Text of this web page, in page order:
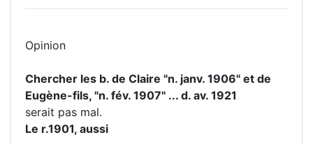
Opinion
Chercher les b. de Claire "n. janv. 1906" et de
Eugène-fils, "n. fév. 1907" ... d. av. 1921
serait pas mal.
Le r.1901, aussi